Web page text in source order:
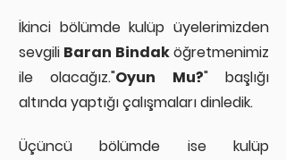
İkinci bölümde kulüp üyelerimizden
sevgili Baran Bindaköğretmenimiz
ile olacağız."Oyun Mu?" başlığı
altında yaptığı çalışmaları dinledik.
Üçüncü bölümde ise kulüp